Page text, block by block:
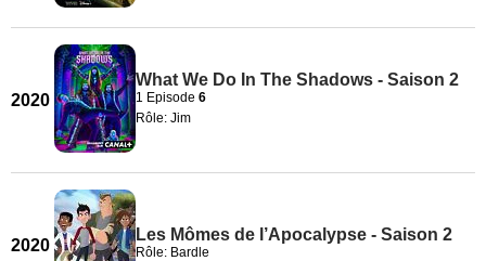
2020
What We Do In The Shadows - Saison 2
1 Episode 6
Rôle: Jim
2020
Les Mômes de l’Apocalypse - Saison 2
Rôle: Bardle